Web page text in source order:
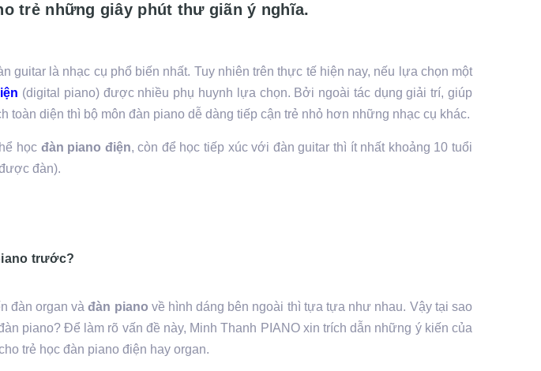
trẻ những giây phút thư giãn ý nghĩa.
guitar là nhạc cụ phổ biến nhất. Tuy nhiên trên thực tế hiện nay, nếu lựa chọn một
(digital piano) được nhiều phụ huynh lựa chọn. Bởi ngoài tác dụng giải trí, giúp
toàn diện thì bộ môn đàn piano dễ dàng tiếp cận trẻ nhỏ hơn những nhạc cụ khác.
học đàn piano điện, còn để học tiếp xúc với đàn guitar thì ít nhất khoảng 10 tuổi
đàn).
trước?
đàn organ vàđàn piano về hình dáng bên ngoài thì tựa tựa như nhau. Vậy tại sao
piano? Để làm rõ vấn đề này, Minh Thanh PIANO xin trích dẫn những ý kiến của
trẻ học đàn piano điện hay organ.